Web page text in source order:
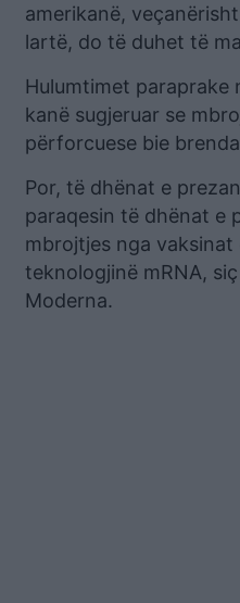
amerikanë,
lartë, do të duhet të
Hulumtimet paraprake
kanë sugjeruar se
përforcuese bie
Por, të dhënat e
paraqesin të dhënat e
mbrojtjes nga vaksinat
teknologjinë mRNA,
Moderna.